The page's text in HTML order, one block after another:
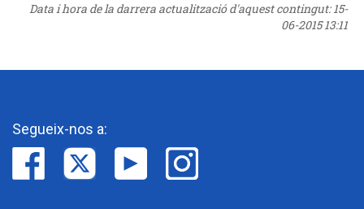
Data i hora de la darrera actualització d'aquest contingut:15-
06-2015 13:11
Segueix-nos a: